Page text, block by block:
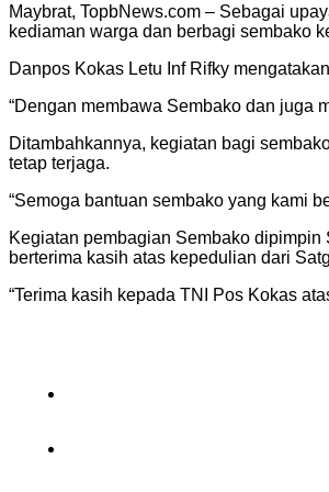
Maybrat, TopbNews.com – Sebagai
kediaman warga dan berbagi sembako
Danpos Kokas Letu Inf Rifky
“Dengan membawa Sembako dan juga
Ditambahkannya, kegiatan bagi
tetap terjaga.
“Semoga bantuan sembako yang kami
Kegiatan pembagian Sembako
berterima kasih atas kepedulian dari
“Terima kasih kepada TNI Pos Kokas